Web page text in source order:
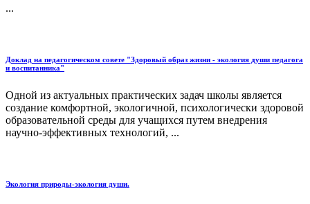
...
Доклад на педагогическом совете "Здоровый образ жизни - экология души педагога
и воспитанника"
Одной из актуальных практических задач школы является
создание комфортной, экологичной, психологически здоровой
образовательной среды для учащихся путем внедрения
научно-эффективных технологий, ...
Экология природы-экология души.